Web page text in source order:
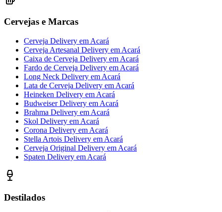
Cervejas e Marcas
Cerveja Delivery em Acará
Cerveja Artesanal Delivery em Acará
Caixa de Cerveja Delivery em Acará
Fardo de Cerveja Delivery em Acará
Long Neck Delivery em Acará
Lata de Cerveja Delivery em Acará
Heineken Delivery em Acará
Budweiser Delivery em Acará
Brahma Delivery em Acará
Skol Delivery em Acará
Corona Delivery em Acará
Stella Artois Delivery em Acará
Cerveja Original Delivery em Acará
Spaten Delivery em Acará
Destilados